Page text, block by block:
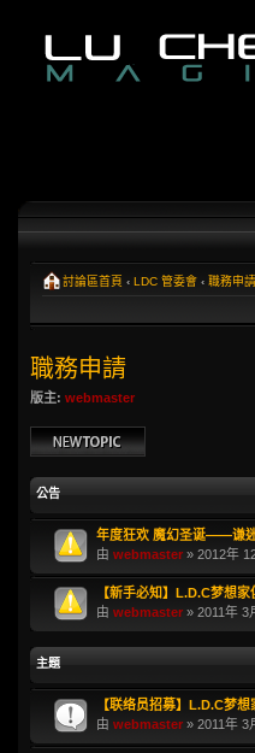
討論區首頁 ‹ LDC 管委會 ‹ 職務申請
職務申請
版主: webmaster
發表新主題
公告
年度狂欢 魔幻圣诞——谦
由 webmaster » 2012年
【新手必知】L.D.C梦想
由 webmaster » 2011年 3
主題
【联络员招募】L.D.C梦
由 webmaster » 2011年 3